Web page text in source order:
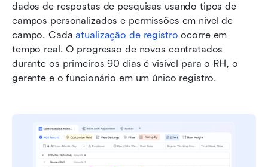
dados de respostas de pesquisas usando tipos de
campos personalizados e permissões em nível de
campo. Cada atualização de registro ocorre em
tempo real. O progresso de novos contratados
durante os primeiros 90 dias é visível para o RH, o
gerente e o funcionário em um único registro.